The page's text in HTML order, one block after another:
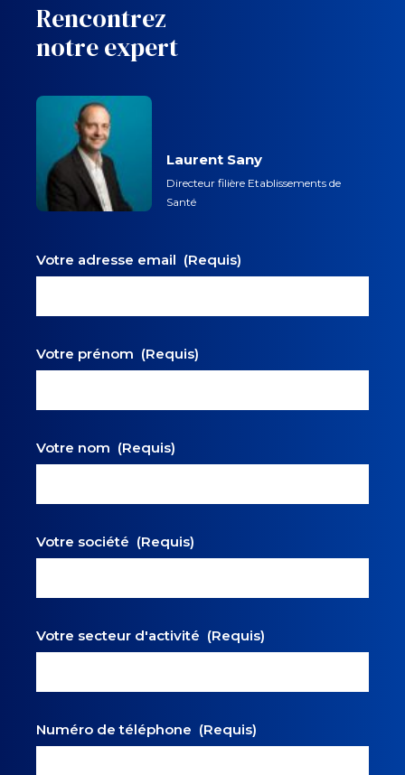
Rencontrez
notre expert
Laurent Sany
Directeur filière Etablissements de
Santé
Votre adresse email (Requis)
Votre prénom (Requis)
Votre nom (Requis)
Votre société (Requis)
Votre secteur d'activité (Requis)
Numéro de téléphone (Requis)